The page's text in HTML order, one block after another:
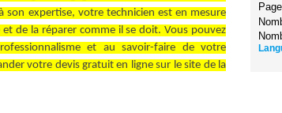
son expertise, votre technicien est en mesure
de la réparer comme il se doit. Vous pouvez
et au savoir-faire de votre
votre devis gratuit en ligne sur le site de la